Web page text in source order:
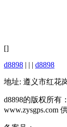
[]
d8898 | | | d8898
地址: 遵义市红花
d8898的版权所有
www.zysgps.com